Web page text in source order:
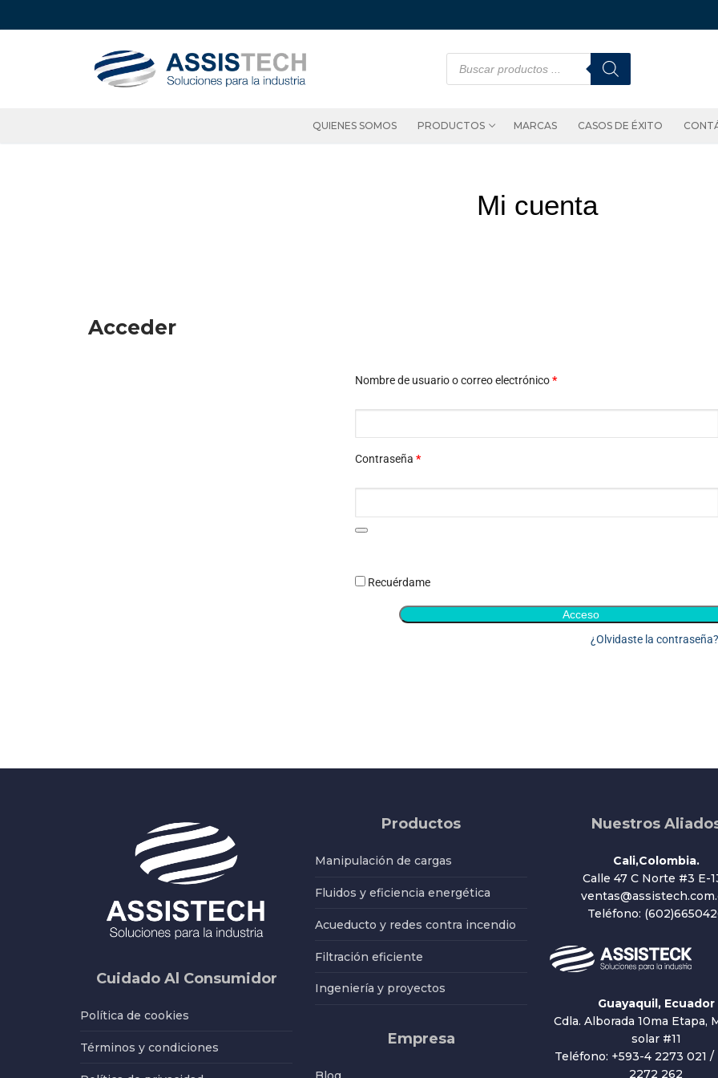
QUIENES SOMOS PRODUCTOS MARCAS CASOS DE ÉXITO
Mi cuenta
Acceder
Nombre de usuario o correo electrónico*
Contraseña *
Recuérdame
Acceso
¿Olvidaste la contraseña?
Cuidado Al Consumidor
Política de cookies
Términos y condiciones
Productos
Manipulación de cargas
Fluidos y eficiencia energética
Acueducto y redes contra incendio
Filtración eficiente
Ingeniería y proyectos
Empresa
Nuestros
Cali,Colombia.
Calle 47 C Norte #3 E-
Teléfono:
Guayaquil, Ecuador
Cdla. Alborada 10ma Etapa,
solar #11
Teléfono: +593-4 2273 021 /
2272 262